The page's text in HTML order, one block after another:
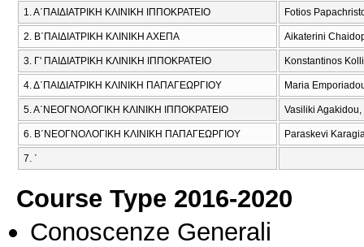
1. Α΄ΠΑΙΔΙΑΤΡΙΚΗ ΚΛΙΝΙΚΗ ΙΠΠΟΚΡΑΤΕΙΟ
Fotios
2. Β΄ΠΑΙΔΙΑΤΡΙΚΗ ΚΛΙΝΙΚΗ ΑΧΕΠΑ Aikaterini
3. Γ' ΠΑΙΔΙΑΤΡΙΚΗ ΚΛΙΝΙΚΗ ΙΠΠΟΚΡΑΤΕΙΟ Konstantinos
4. Δ΄ΠΑΙΔΙΑΤΡΙΚΗ ΚΛΙΝΙΚΗ ΠΑΠΑΓΕΩΡΓΙΟΥ Maria
5. Α΄ΝΕΟΓΝΟΛΟΓΙΚΗ ΚΛΙΝΙΚΗ ΙΠΠΟΚΡΑΤΕΙΟ Vasiliki
6. Β΄ΝΕΟΓΝΟΛΟΓΙΚΗ ΚΛΙΝΙΚΗ ΠΑΠΑΓΕΩΡΓΙΟΥ Paraskevi
7. ΄
Course Type 2016-2020
Conoscenze Generali